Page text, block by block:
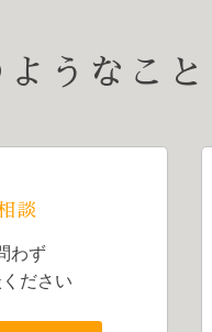
ようなこと
談
わず
ださい